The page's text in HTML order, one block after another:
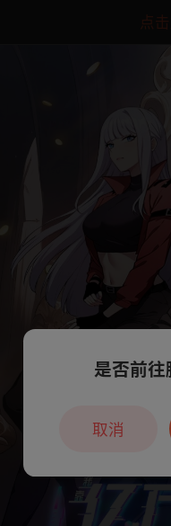
点
本章节仅支
是否前
取消